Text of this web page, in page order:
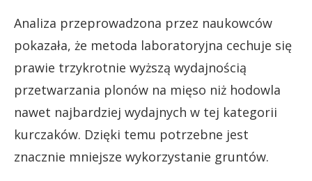
Analiza przeprowadzona przez naukowców
pokazała, że metoda laboratoryjna cechuje się
prawie trzykrotnie wyższą wydajnością
przetwarzania plonów na mięso niż hodowla
nawet najbardziej wydajnych w tej kategorii
kurczaków. Dzięki temu potrzebne jest
znacznie mniejsze wykorzystanie gruntów.